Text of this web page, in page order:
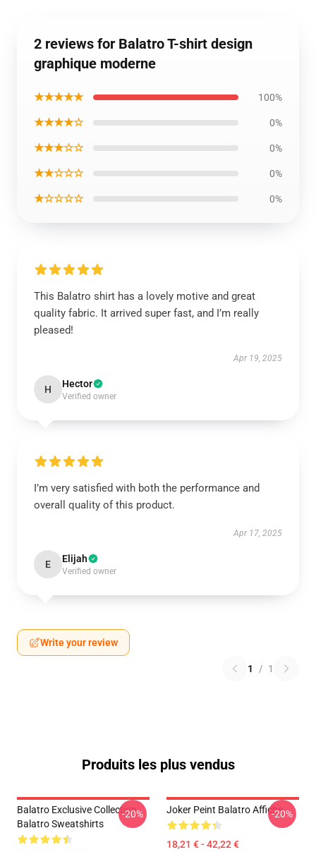
2 reviews for Balatro T-shirt design
graphique moderne
★★★★★ 100%
★★★★☆ 0%
★★★☆☆ 0%
★★☆☆☆ 0%
★☆☆☆☆ 0%
This Balatro shirt has a lovely motive and great
quality fabric. It arrived super fast, and I’m really
pleased!
Apr 19, 2025
H Hector
Verified owner
I’m very satisfied with both the performance and
overall quality of this product.
Apr 17, 2025
E Elijah
Verified owner
Write your review
1 / 1
Produits les plus vendus
Balatro Exclusive Collection
Balatro Sweatshirts
-20% Joker Peint Balatro Affiche
18,21 € - 42,22 €
-20%